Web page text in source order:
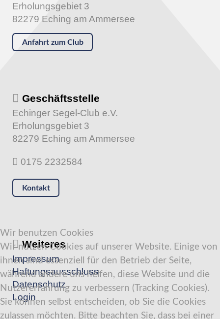
Erholungsgebiet 3
82279 Eching am Ammersee
Anfahrt zum Club
Geschäftsstelle
Echinger Segel-Club e.V.
Erholungsgebiet 3
82279 Eching am Ammersee
0175 2232584
Kontakt
Weiteres
Impressum
Haftungsausschluss
Datenschutz
Login
Wir benutzen Cookies
Wir nutzen Cookies auf unserer Website. Einige von
ihnen sind essenziell für den Betrieb der Seite,
während andere uns helfen, diese Website und die
Nutzererfahrung zu verbessern (Tracking Cookies).
Sie können selbst entscheiden, ob Sie die Cookies
zulassen möchten. Bitte beachten Sie, dass bei einer